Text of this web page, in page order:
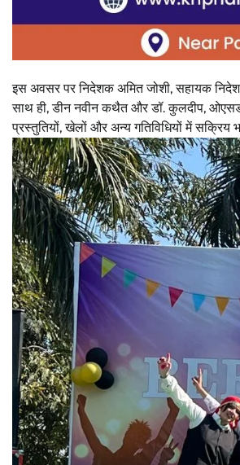
इस अवसर पर निदेशक अमित जोशी, सहायक
साथ ही, डीन नवीन कथैत और डॉ. कुलदीप, ओएसडी
प्रस्तुतियों, खेलों और अन्य गतिविधियों में